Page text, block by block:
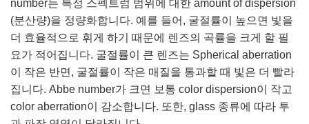
Coated Optics
품
Micrometers
and Optomechanics
Cameras
제품생산
Tomography
Systems
number는 특정 스펙트럼 범위에 대한 amount of dispersion
(분산량)을 정량화합니다. 예를 들어, 굴절률이 높으면 빛을
더 효율적으로 휘게 하기 때문에 렌즈의 곡률을 크게 할 필
요가 적어집니다. 굴절률이 큰 렌즈는 Spherical aberration
이 작은 반면, 굴절률이 작은 매질을 통과할 때 빛은 더 빨라
집니다. Abbe number가 크면 보통 color dispersion이 작고
color aberration이 감소합니다. 또한, glass 종류에 따라 투